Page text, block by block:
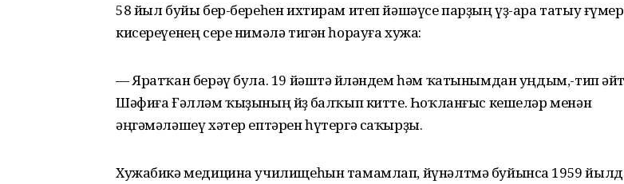
58 йыл буйы бер-береһен ихтирам итеп йәшәүсе парҙың үҙ-ара татыу ғүмер
кисереүенең сере нимәлә тигән һорауға хужа:
— Яратҡан берәү була. 19 йәштә өйләндем һәм ҡатынымдан уңдым,-тип
Шәфиға Ғәлләм ҡыҙының йөҙө балҡып китте. Һоҡланғыс кешеләр менән
әңгәмәләшеү хәтер ептәрен һүтергә саҡырҙы.
Хужабикә медицина училищеһын тамамлап, йүнәлтмә буйынса 1959